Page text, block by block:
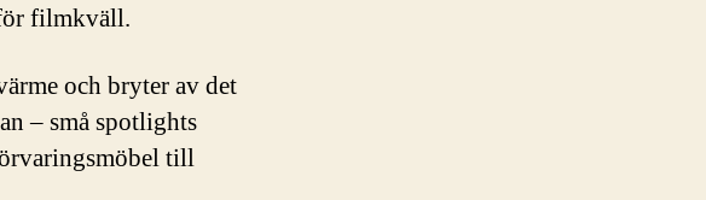
filmkväll.
och bryter av det
– små spotlights
till